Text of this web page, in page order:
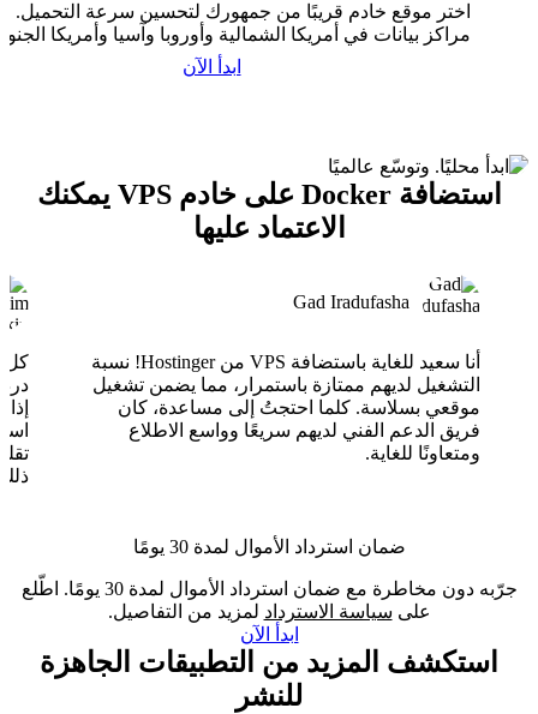
اختر موقع خادم قريبًا من جمهورك لتحسين سرعة التحميل.
مراكز بيانات في أمريكا الشمالية وأوروبا وآسيا وأمريكا
ابدأ الآن
استضافة Docker على خادم VPS يمكنك
الاعتماد عليها
Gad Iradufasha
أنا سعيد للغاية باستضافة VPS من Hostinger! نسبة
التشغيل لديهم ممتازة باستمرار، مما يضمن تشغيل
موقعي بسلاسة. كلما احتجتُ إلى مساعدة، كان
فريق الدعم الفني لديهم سريعًا وواسع الاطلاع
ومتعاونًا للغاية.
ضمان استرداد الأموال لمدة 30 يومًا
جرّبه دون مخاطرة مع ضمان استرداد الأموال لمدة 30 يومًا. اطّلع
على سياسة الاسترداد لمزيد من التفاصيل.
ابدأ الآن
استكشف المزيد من التطبيقات الجاهزة
للنشر